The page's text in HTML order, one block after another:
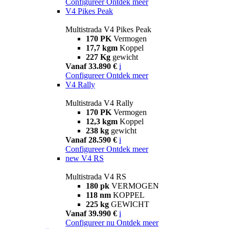
V4 Pikes Peak
Multistrada V4 Pikes Peak
170 PK Vermogen
17,7 kgm Koppel
227 Kg gewicht
Vanaf 33.890 € i
Configureer Ontdek meer
V4 Rally
Multistrada V4 Rally
170 PK Vermogen
12,3 kgm Koppel
238 kg gewicht
Vanaf 28.590 € i
Configureer Ontdek meer
new V4 RS
Multistrada V4 RS
180 pk VERMOGEN
118 nm KOPPEL
225 kg GEWICHT
Vanaf 39.990 € i
Configureer nu Ontdek meer